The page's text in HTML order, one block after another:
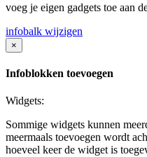
voeg je eigen gadgets toe aan
infobalk wijzigen
×
Infoblokken toevoegen
Widgets:
Sommige widgets kunnen
meermaals toevoegen wordt
hoeveel keer de widget is